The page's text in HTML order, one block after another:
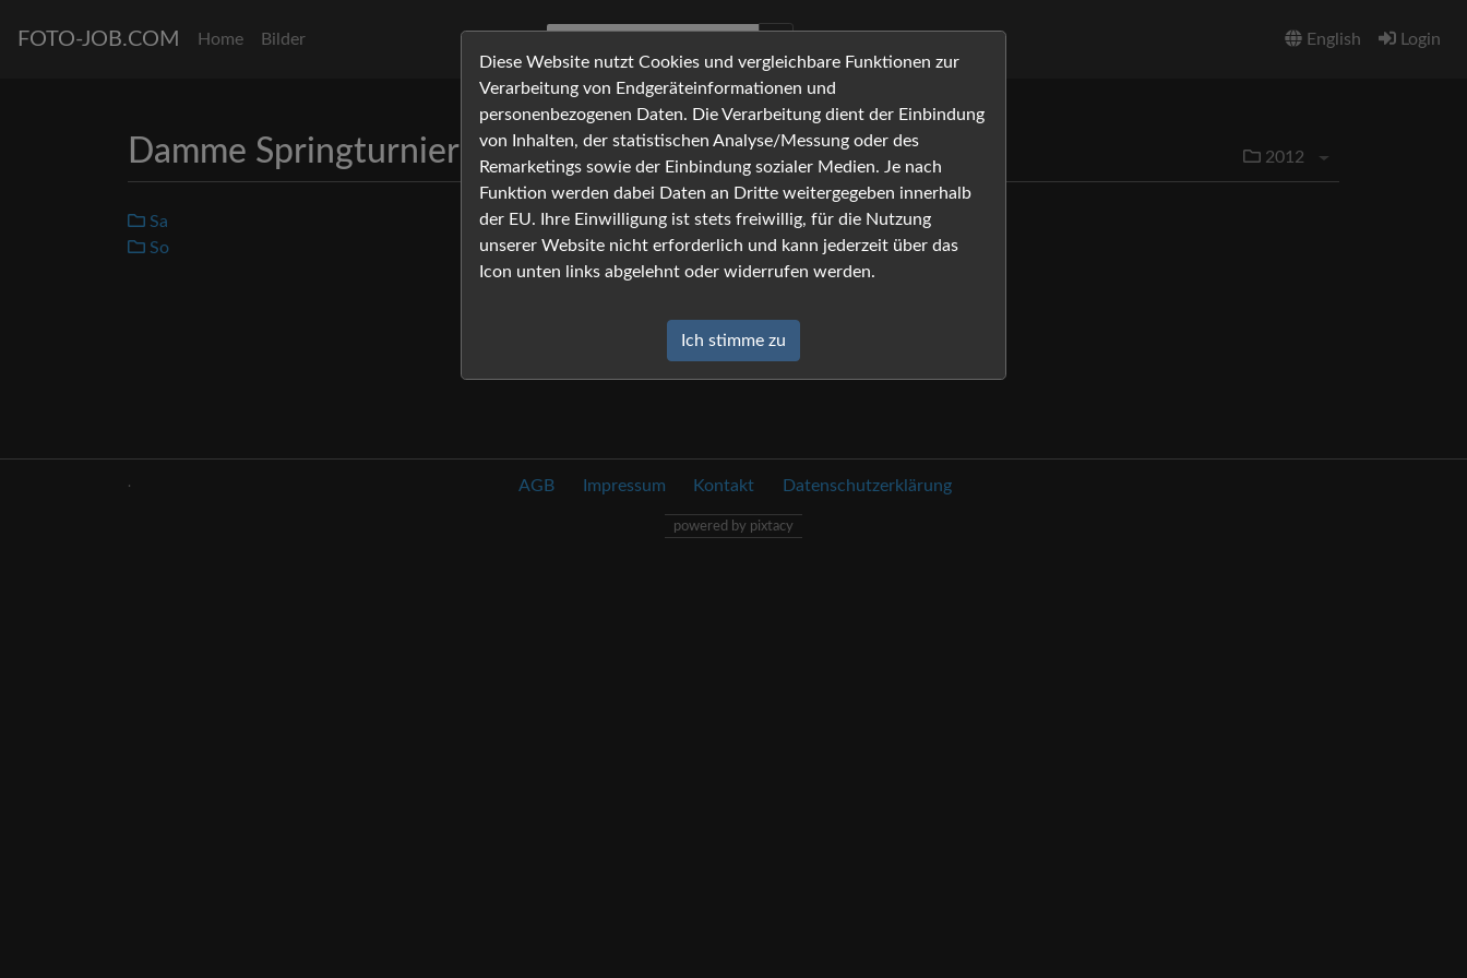
FOTO-JOB.COM Home Bilder English Login
2012
Damme Springturnier
Sa
So
Diese Website nutzt Cookies und vergleichbare Funktionen zur
Verarbeitung von Endgeräteinformationen und
personenbezogenen Daten. Die Verarbeitung dient der Einbindung
von Inhalten, der statistischen Analyse/Messung oder des
Remarketings sowie der Einbindung sozialer Medien. Je nach
Funktion werden dabei Daten an Dritte weitergegeben innerhalb
der EU. Ihre Einwilligung ist stets freiwillig, für die Nutzung
unserer Website nicht erforderlich und kann jederzeit über das
Icon unten links abgelehnt oder widerrufen werden.
Ich stimme zu
. AGB Impressum Kontakt Datenschutzerklärung
powered by pixtacy